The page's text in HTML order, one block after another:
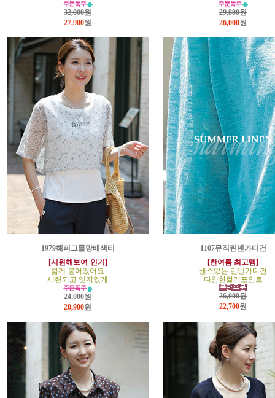
32,000원
27,900원
29,800원
26,000원
1979해피그물망배색티
[시원해보여-인기]
함께 붙어있어요
세련되고 엣지있게
24,000원
20,900원
1107뮤직린넨가디건
[한여름 최고템]
센스있는 린넨가디건
다양한컬러포인트
26,000원
22,700원